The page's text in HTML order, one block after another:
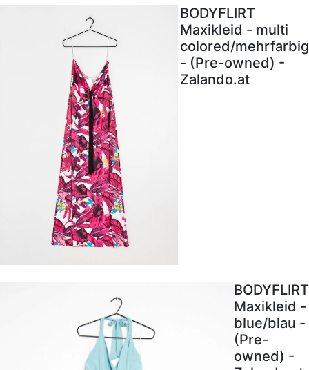
BODYFLIRT
Maxikleid - multi
colored/mehrfarbig
- (Pre-owned) -
Zalando.at
BODYFLIRT
Maxikleid -
blue/blau -
(Pre-
owned) -